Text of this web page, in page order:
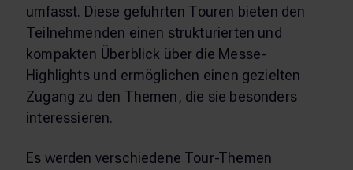
umfasst. Diese geführten Touren bieten den
Teilnehmenden einen strukturierten und
kompakten Überblick über die Messe-
Highlights und ermöglichen einen gezielten
Zugang zu den Themen, die sie besonders
interessieren​​.
Es werden verschiedene Tour-Themen